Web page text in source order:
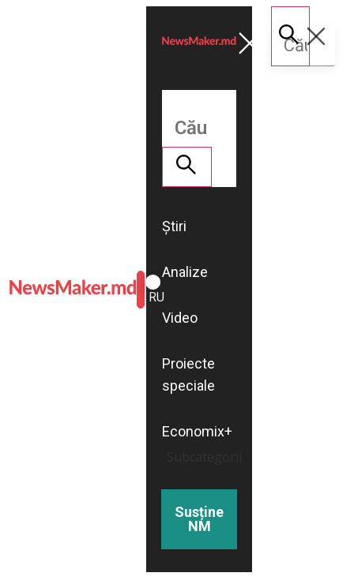
ROMÂNĂ
RU
Știri
Analize
Video
Proiecte
speciale
Economix+
Susține
NM